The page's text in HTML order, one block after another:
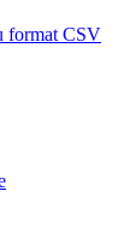
format CSV